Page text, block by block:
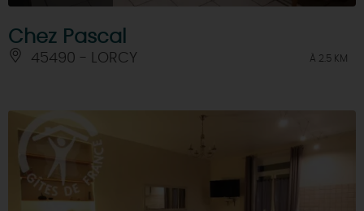
Chez Pascal
45490 - LORCY À 2.5 KM